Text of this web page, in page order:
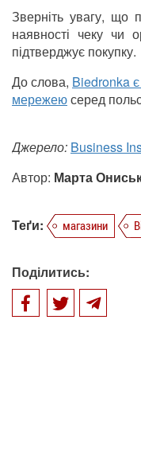
Зверніть увагу, що
наявності чеку чи
підтверджує покупку.
До слова, Biedronka
мережеюсеред
Джерело: Business
Автор: Марта
Теґи: магазини
Поділитись: